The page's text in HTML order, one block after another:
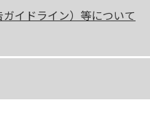
イドライン）等について